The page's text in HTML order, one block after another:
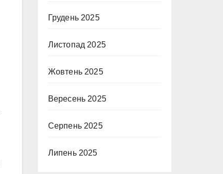
Грудень 2025
Листопад 2025
Жовтень 2025
Вересень 2025
Серпень 2025
Липень 2025